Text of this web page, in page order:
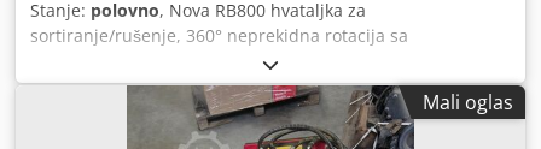
Stanje: polovno, Nova RB800 hvataljka za
sortiranje/rušenje, 360° neprekidna rotacija sa
reverzibilnim i zamenljivim zabravljenim sečivima. Veliki
prečnik petog točka za veću pouzdanost čak i kod teških
aplikacija, hidraulični cilindari opremljeni kočionim
sistemom. Visoka sila zahvatanja/stezanja, lako i slabo
Mali oglas